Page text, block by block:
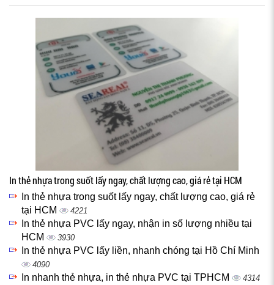
In thẻ nhựa trong suốt lấy ngay, chất lượng cao, giá rẻ tại HCM
In thẻ nhựa trong suốt lấy ngay, chất lượng cao, giá rẻ
tại HCM
4221
In thẻ nhựa PVC lấy ngay, nhận in số lượng nhiều tại
HCM
3930
In thẻ nhựa PVC lấy liền, nhanh chóng tại Hồ Chí Minh
4090
In nhanh thẻ nhựa, in thẻ nhựa PVC tại TPHCM 4314